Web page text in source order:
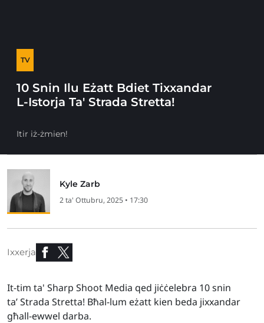
TV
10 Snin Ilu Eżatt Bdiet Tixxandar
L-Istorja Ta' Strada Stretta!
Itir iż-żmien!
Kyle Zarb
2 ta' Ottubru, 2025 • 17:30
Ixxerja
It-tim ta' Sharp Shoot Media qed jiċċelebra 10 snin
ta’ Strada Stretta! Bħal-lum eżatt kien beda jixxandar
għall-ewwel darba.